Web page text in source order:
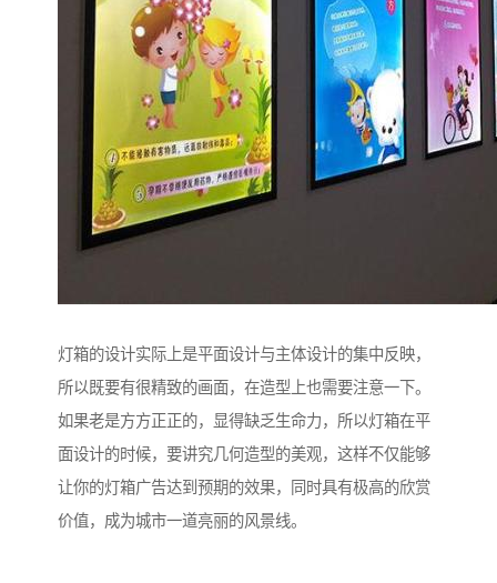
灯箱的设计实际上是平面设计与主体设计的集中反映，
所以既要有很精致的画面，在造型上也需要注意一下。
如果老是方方正正的，显得缺乏生命力，所以灯箱在平
面设计的时候，要讲究几何造型的美观，这样不仅能够
让你的灯箱广告达到预期的效果，同时具有极高的欣赏
价值，成为城市一道亮丽的风景线。